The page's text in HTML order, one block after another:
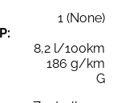
1 (None)
8,2 l/100km
186 g/km
G